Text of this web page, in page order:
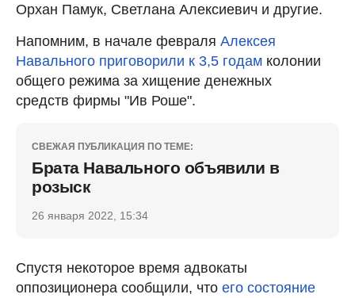
Орхан Памук, Светлана Алексиевич и другие.
Напомним, в начале февраля Алексея
Навального приговорили к 3,5 годам колонии
общего режима за хищение денежных
средств фирмы "Ив Роше".
СВЕЖАЯ ПУБЛИКАЦИЯ ПО ТЕМЕ:
Брата Навального объявили в
розыск
26 января 2022, 15:34
Спустя некоторое время адвокаты
оппозиционера сообщили, что его состояние